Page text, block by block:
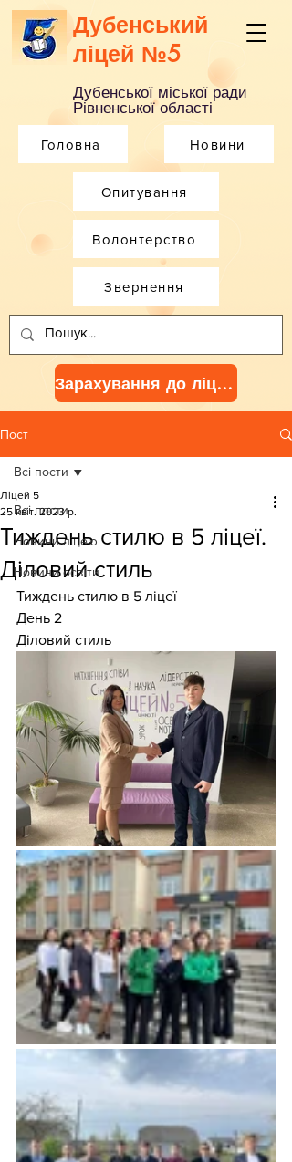
Дубенський
ліцей №5
Дубенської міської ради
Рівненської області
Головна Новини
Опитування
Зарахування до ліцею
Волонтерство
Звернення
Пост
Всі пости
Новини ліцею
Новини освіти
Всі пости
Тиждень стилю в 5 ліцеї.
Діловий стиль
Ліцей 5
25 квіт. 2023 р.
Тиждень стилю в 5 ліцеї
День 2
Діловий стиль